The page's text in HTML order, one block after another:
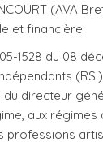
(AVA
et financière.
1528 du 08
directeur
aux régimes
professions